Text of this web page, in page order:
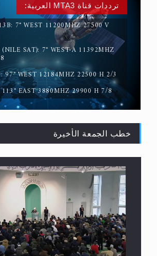
حقيقة المسيح الدجال
القرآن قاضٍ وحكمٌ على السنة ومهيمنٌ
العكس
ترددات قناة MTA3 العربية:
7° WEST 11200MHZ 27500 V
SAT): 7° WEST-A 11392MHZ
97° WEST 12184MHZ 22500 H 2/3
113° EAST 3880MHZ 29900 H 7/8
خطب الجمعة الأخيرة